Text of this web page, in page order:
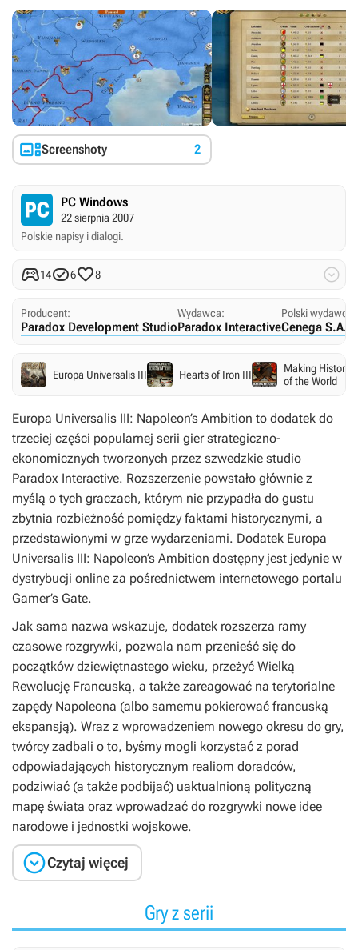
Screenshoty 2
PC Windows
22 sierpnia 2007
Polskie napisy i dialogi.
1468 
Producent:
Paradox Development Studio
Wydawca:
Paradox Interactive
Polski wydawca:
Cenega S.A.
Europa Universalis III Hearts of Iron III
Making History
of the World
Europa Universalis III: Napoleon’s Ambition to dodatek do
trzeciej części popularnej serii gier strategiczno-
ekonomicznych tworzonych przez szwedzkie studio
Paradox Interactive. Rozszerzenie powstało głównie z
myślą o tych graczach, którym nie przypadła do gustu
zbytnia rozbieżność pomiędzy faktami historycznymi, a
przedstawionymi w grze wydarzeniami. Dodatek Europa
Universalis III: Napoleon’s Ambition dostępny jest jedynie w
dystrybucji online za pośrednictwem internetowego portalu
Gamer’s Gate.
Jak sama nazwa wskazuje, dodatek rozszerza ramy
czasowe rozgrywki, pozwala nam przenieść się do
początków dziewiętnastego wieku, przeżyć Wielką
Rewolucję Francuską, a także zareagować na terytorialne
zapędy Napoleona (albo samemu pokierować francuską
ekspansją). Wraz z wprowadzeniem nowego okresu do gry,
twórcy zadbali o to, byśmy mogli korzystać z porad
odpowiadających historycznym realiom doradców,
podziwiać (a także podbijać) uaktualnioną polityczną
mapę świata oraz wprowadzać do rozgrywki nowe idee
narodowe i jednostki wojskowe.
Czytaj więcej
Gry z serii